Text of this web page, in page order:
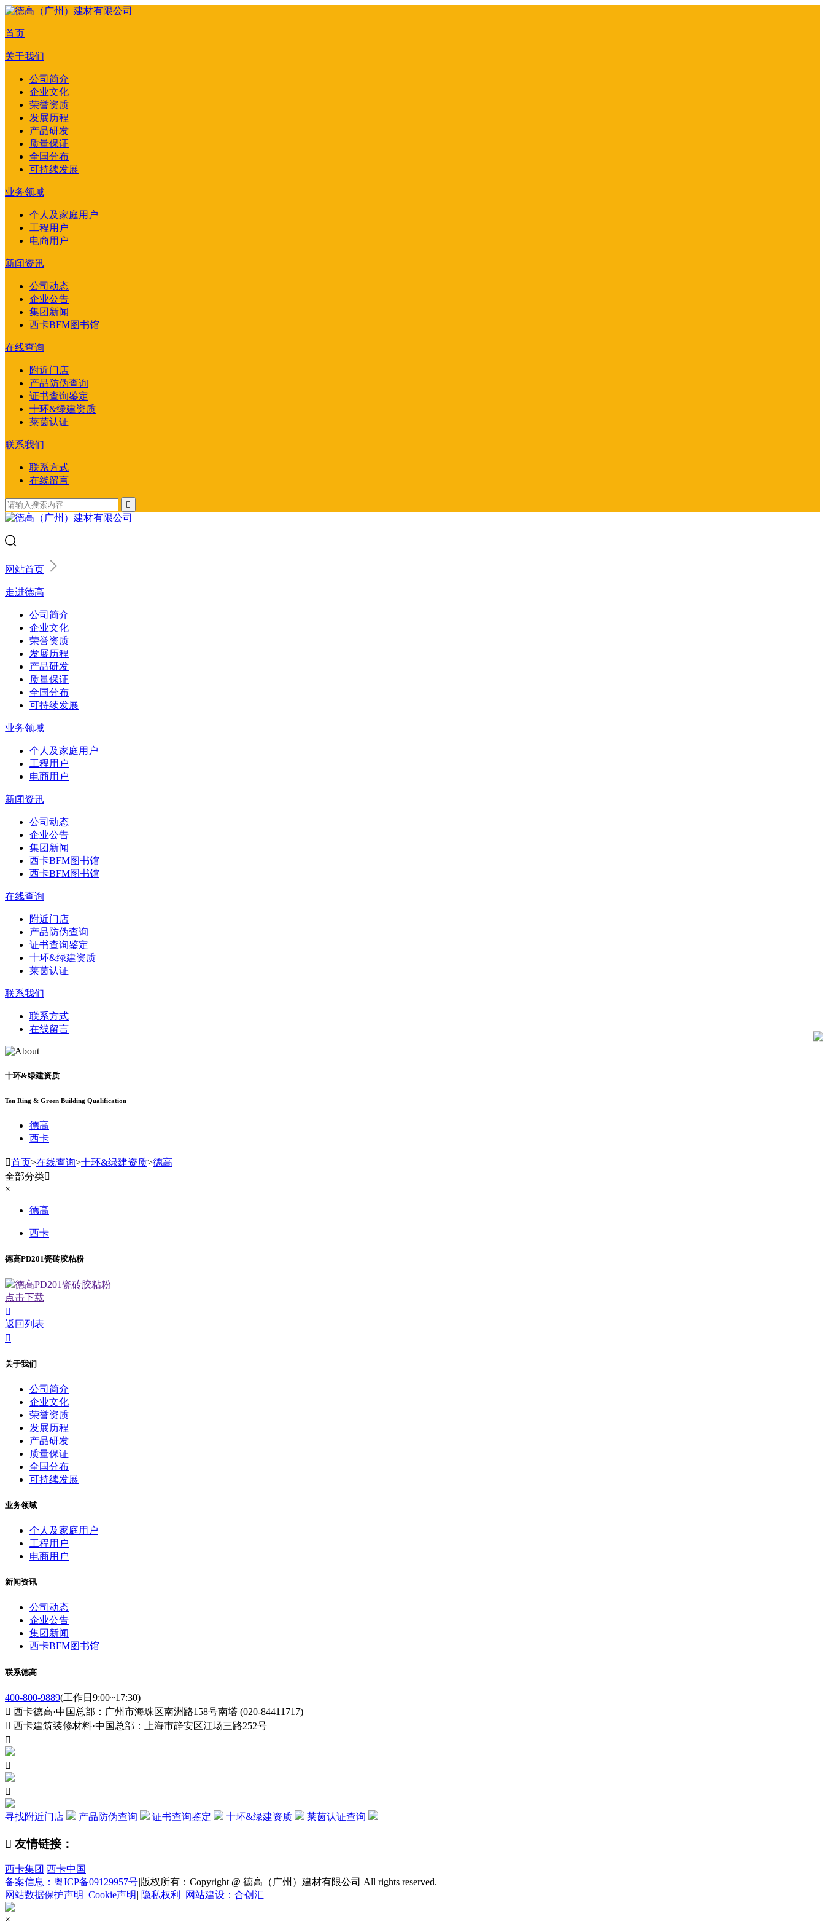
首页
关于我们
公司简介
企业文化
荣誉资质
发展历程
产品研发
质量保证
全国分布
可持续发展
业务领域
个人及家庭用户
工程用户
电商用户
新闻资讯
公司动态
企业公告
集团新闻
西卡BFM图书馆
在线查询
附近门店
产品防伪查询
证书查询鉴定
十环&绿建资质
莱茵认证
联系我们
联系方式
在线留言

网站首页
走进德高
公司简介
企业文化
荣誉资质
发展历程
产品研发
质量保证
全国分布
可持续发展
业务领域
个人及家庭用户
工程用户
电商用户
新闻资讯
公司动态
企业公告
集团新闻
西卡BFM图书馆
西卡BFM图书馆
在线查询
附近门店
产品防伪查询
证书查询鉴定
十环&绿建资质
莱茵认证
联系我们
联系方式
在线留言
十环&绿建资质
Ten Ring & Green Building Qualification
德高
西卡
首页>在线查询>十环&绿建资质>德高
全部分类
×
德高
西卡
德高PD201瓷砖胶粘粉
德高PD201瓷砖胶粘粉
点击下载

返回列表

关于我们
公司简介
企业文化
荣誉资质
发展历程
产品研发
质量保证
全国分布
可持续发展
业务领域
个人及家庭用户
工程用户
电商用户
新闻资讯
公司动态
企业公告
集团新闻
西卡BFM图书馆
联系德高
400-800-9889(工作日9:00~17:30)
 西卡德高·中国总部：广州市海珠区南洲路158号南塔 (020-84411717)
 西卡建筑装修材料·中国总部：上海市静安区江场三路252号



寻找附近门店 产品防伪查询 证书查询鉴定 十环&绿建资质 莱茵认证查询
 友情链接：
西卡集团 西卡中国
备案信息：粤ICP备09129957号|版权所有：Copyright @ 德高（广州）建材有限公司 All rights reserved.
网站数据保护声明 | Cookie声明 | 隐私权利 | 网站建设：合创汇
×